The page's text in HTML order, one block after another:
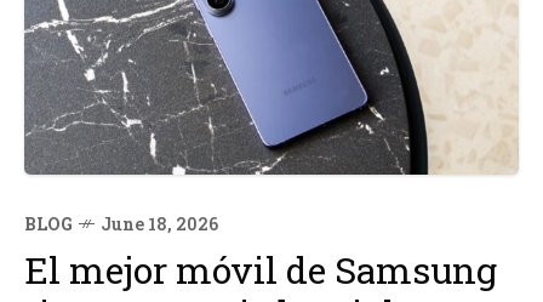
BLOG June 18, 2026
El mejor móvil de Samsung